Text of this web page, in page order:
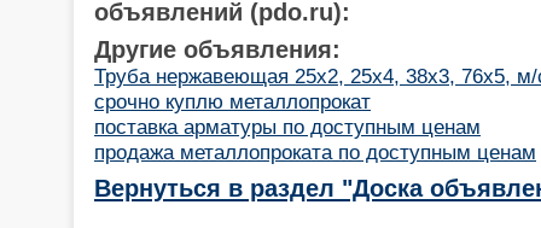
объявлений (pdo.ru):
Другие объявления:
Труба нержавеющая 25х2, 25х4, 38х3, 76х5, м/
срочно куплю металлопрокат
поставка арматуры по доступным ценам
продажа металлопроката по доступным ценам
Вернуться в раздел "Доска